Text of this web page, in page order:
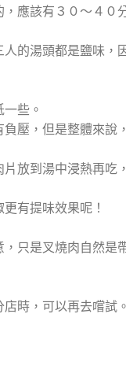
應該有３０～４０
的湯頭都是鹽味，
些。
壓，但是整體來說
放到湯中浸熱再吃
有提味效果呢！
只是叉燒肉自然是
時，可以再去嚐試。